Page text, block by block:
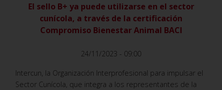
El sello B+ ya puede utilizarse en el sector
cunícola, a través de la certificación
Compromiso Bienestar Animal BACI
24/11/2023 - 09:00
Intercun, la Organización Interprofesional para impulsar el
Sector Cunícola, que integra a los representantes de la